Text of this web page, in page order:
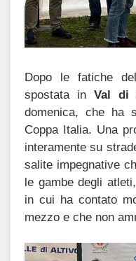
Dopo le fatiche
spostata inVal di
domenica, che ha
Coppa Italia. Una
interamente su
salite impegnative
le gambe degli
in cui ha contato
mezzo e che non